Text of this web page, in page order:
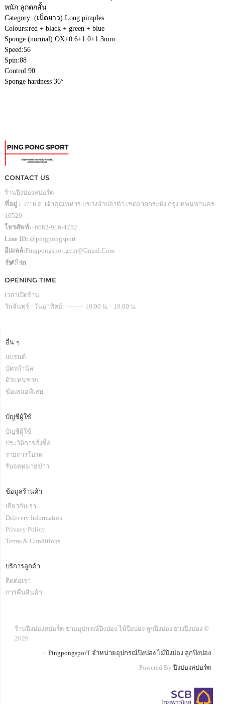
หนัก ลูกตกสั้น
Category: (เม็ดยาว) Long pimples
Colours:red + black + green + blue
Sponge (normal):OX+0.6+1.0+1.3mm
Speed:56
Spin:88
Control:90
Sponge hardness 36°
CONTACT US
ร้านปิงปองสปอร์ต
ที่อยู่ : 2/16 ถ. เจ้าคุณทหาร แขวงลำปลาทิว เขตลาดกระบัง กรุงเทพมหานคร
10520
โทรศัพท์:+6682-916-4252
Line ID: @pingpongsport
อีเมลล์:Pingpongsportgym@gmail.com
OPENING TIME
เวลาเปิดร้าน
วันจันทร์ - วันอาทิตย์: --------- 10.00 น. - 19.00 น.
อื่น ๆ
แบรนด์
บัตรกำนัล
ตัวแทนขาย
ข้อเสนอพิเสษ
บัญชีผู้ใช้
บัญชีผู้ใช้
ประวัติการสั่งซื้อ
รายการโปรด
รับจดหมายข่าว
ข้อมูลร้านค้า
เกี่ยวกับเรา
Delivery Information
Privacy Policy
Terms & Conditions
บริการลูกค้า
ติดต่อเรา
การคืนสินค้า
ร้านปิงปองสปอร์ต ขายอุปกรณ์ปิงปอง ไม้ปิงปอง ลูกปิงปอง ยางปิงปอง ©
2026
: PingpongsporT จำหน่ายอุปกรณ์ปิงปอง ไม้ปิงปอง ลูกปิงปอง
Powered By ปิงปองสปอร์ต
.